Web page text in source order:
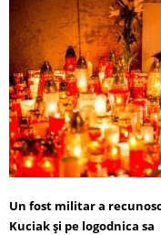
Un fost militar a
Kuciak și pe logodnica sa